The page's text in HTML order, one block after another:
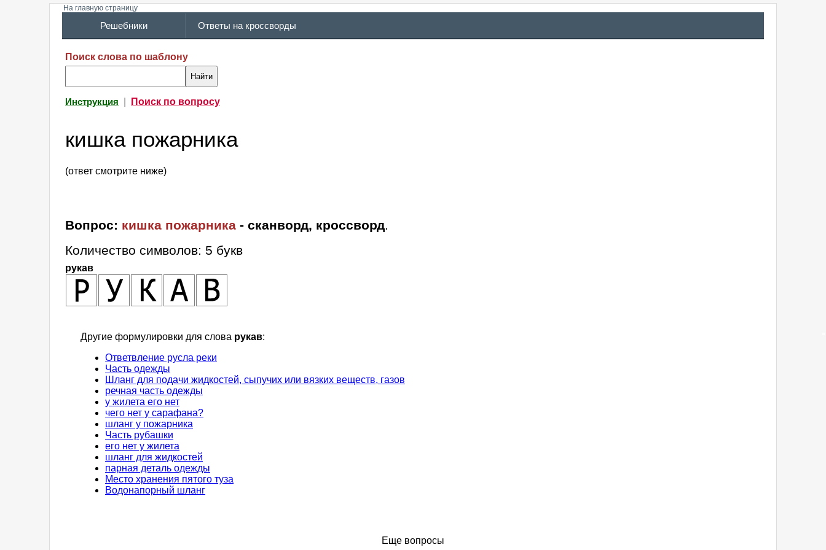
На главную страницу
Решебники Ответы на кроссворды
Поиск слова по шаблону
Инструкция Поиск по вопросу
кишка пожарника
(ответ смотрите ниже)
Вопрос: кишка пожарника - сканворд, кроссворд.
Количество символов: 5 букв
рукав
Другие формулировки для слова рукав:
Ответвление русла реки
Часть одежды
Шланг для подачи жидкостей, сыпучих или вязких веществ, газов
речная часть одежды
у жилета его нет
чего нет у сарафана?
шланг у пожарника
Часть рубашки
его нет у жилета
шланг для жидкостей
парная деталь одежды
Место хранения пятого туза
Водонапорный шланг
Еще вопросы